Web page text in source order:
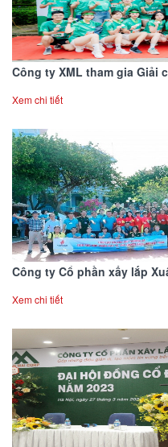
Công ty XML tham gia Giải
Xem chi tiết
Công ty Cổ phần xấy lắp
Xem chi tiết